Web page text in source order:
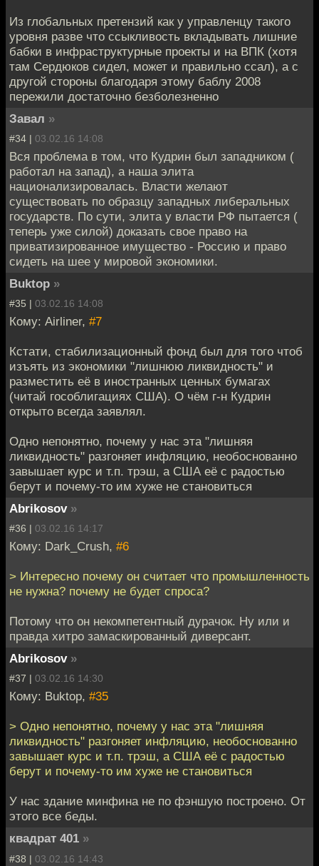
Из глобальных претензий как у управленцу такого
уровня разве что ссыкливость вкладывать лишние
бабки в инфраструктурные проекты и на ВПК (хотя
там Сердюков сидел, может и правильно ссал), а с
другой стороны благодаря этому баблу 2008
пережили достаточно безболезненно
Завал »
#34 | 03.02.16 14:08
Вся проблема в том, что Кудрин был западником (
работал на запад), а наша элита
национализировалась. Власти желают
существовать по образцу западных либеральных
государств. По сути, элита у власти РФ пытается (
теперь уже силой) доказать свое право на
приватизированное имущество - Россию и право
сидеть на шее у мировой экономики.
Buktop »
#35 | 03.02.16 14:08
Кому: Airliner, #7
Кстати, стабилизационный фонд был для того чтоб
изъять из экономики "лишнюю ликвидность" и
разместить её в иностранных ценных бумагах
(читай гособлигациях США). О чём г-н Кудрин
открыто всегда заявлял.
Одно непонятно, почему у нас эта "лишняя
ликвидность" разгоняет инфляцию, необоснованно
завышает курс и т.п. трэш, а США её с радостью
берут и почему-то им хуже не становиться
Abrikosov »
#36 | 03.02.16 14:17
Кому: Dark_Crush, #6
> Интересно почему он считает что промышленность
не нужна? почему не будет спроса?
Потому что он некомпетентный дурачок. Ну или и
правда хитро замаскированный диверсант.
Abrikosov »
#37 | 03.02.16 14:30
Кому: Buktop, #35
> Одно непонятно, почему у нас эта "лишняя
ликвидность" разгоняет инфляцию, необоснованно
завышает курс и т.п. трэш, а США её с радостью
берут и почему-то им хуже не становиться
У нас здание минфина не по фэншую построено. От
этого все беды.
квадрат 401 »
#38 | 03.02.16 14:43